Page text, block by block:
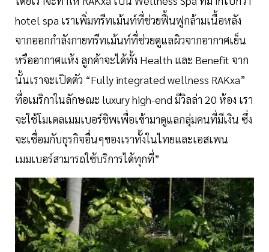
hotel spa เราเพิ่มทรีทเม้นท์ที่ช่วยฟื้นฟูกล้ามเนื้อหลัง
จากออกกำลังกายทรีทเม้นท์ที่ช่วยดูแลผิวจากอากาศเย็น
หรืออากาศแห้ง ลูกค้าจะได้ทั้ง Health และ Benefit จาก
นั้นเราจะเปิดตัว “Fully integrated wellness RAKxa”
ที่อเมริกาในลักษณะ luxury high-end มีวิลล่า 20 ห้อง เรา
จะใช้โมเดลเมมเบอร์ชิพเพื่อเข้ามาดูแลกลุ่มคนที่มีเงิน ซึ่ง
จะเชื่อมกับธุรกิจอื่นๆของเราทั้งในไทยและเอสเพน
เมมเบอร์สามารถใช้บริการได้ทุกที่”